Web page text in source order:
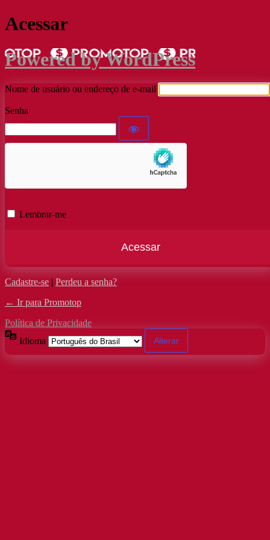
Acessar
Powered by WordPress
Nome de usuário ou endereço de e-mail
Senha
Lembrar-me
Cadastre-se | Perdeu a senha?
← Ir para Promotop
Política de Privacidade
Idioma